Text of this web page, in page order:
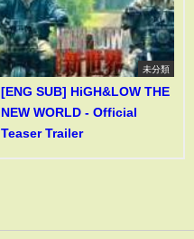
未分類
[ENG SUB] HiGH&LOW THE
NEW WORLD - Official
Teaser Trailer